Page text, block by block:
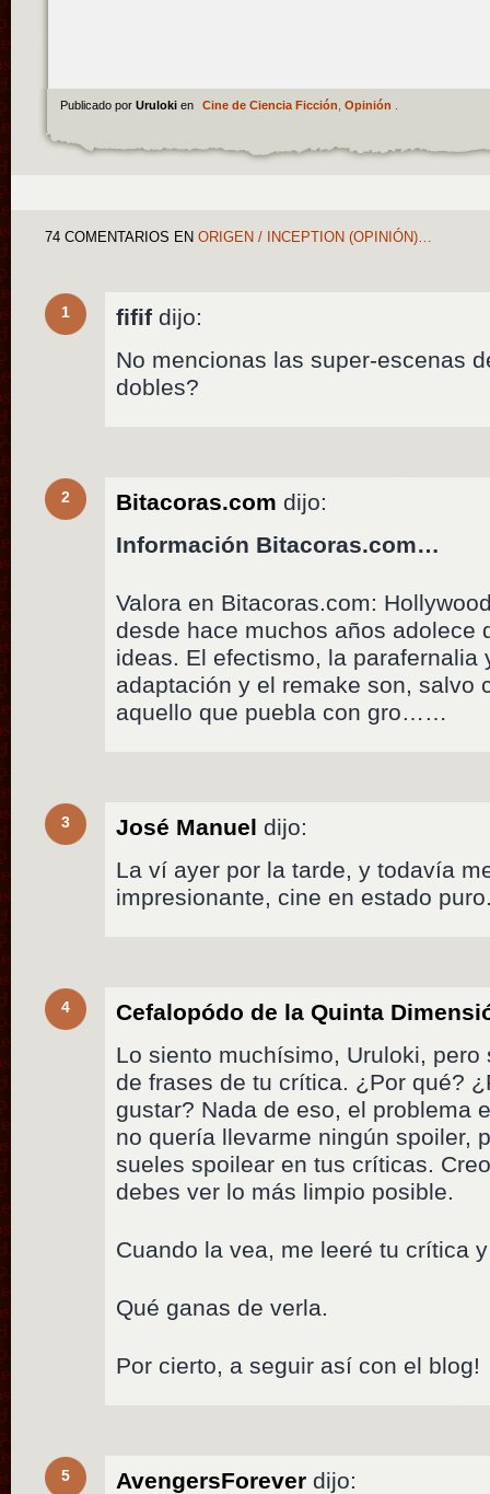
Publicado por Uruloki en Cine de Ciencia Ficción Opinión
74 COMENTARIOS EN ORIGEN / INCEPTION (OPINIÓN)…
1 fifif dijo:
No mencionas las super-escenas
dobles?
2 Bitacoras.com dijo:
Información Bitacoras.com…
Valora en Bitacoras.com:
desde hace muchos años adolece
ideas. El efectismo, la parafernalia
adaptación y el remake son, salvo
aquello que puebla con gro……
3 José Manuel dijo:
La ví ayer por la tarde, y todavía
impresionante, cine en estado
4
Cefalopódo de la Quinta
Lo siento muchísimo, Uruloki,
de frases de tu crítica. ¿Por qué?
gustar? Nada de eso, el problema
no quería llevarme ningún spoiler,
sueles spoilear en tus críticas.
debes ver lo más limpio posible.
Cuando la vea, me leeré tu crítica
Qué ganas de verla.
Por cierto, a seguir así con el blog!
5 AvengersForever dijo: